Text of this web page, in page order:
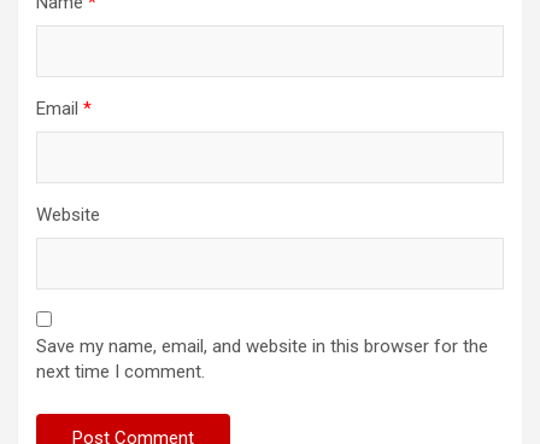
Email *
Website
Save my name, email, and website in this browser for the
next time I comment.